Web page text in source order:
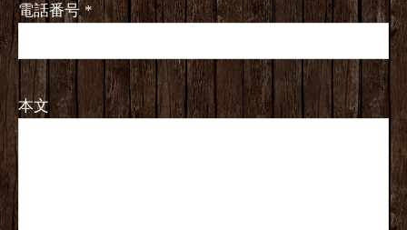
電話番号 *
本文